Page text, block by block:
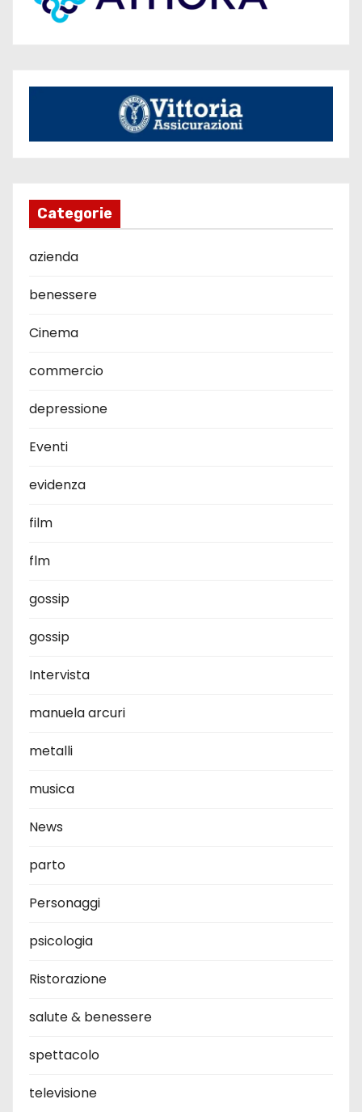
Categorie
azienda
benessere
Cinema
commercio
depressione
Eventi
evidenza
film
flm
gossip
gossip
Intervista
manuela arcuri
metalli
musica
News
parto
Personaggi
psicologia
Ristorazione
salute & benessere
spettacolo
televisione